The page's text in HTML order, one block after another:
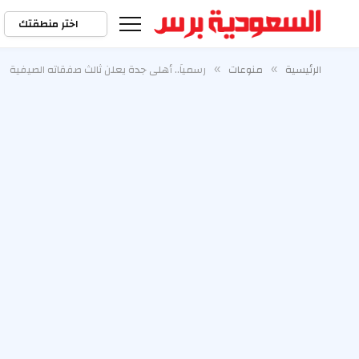
اختر منطقتك
الرئيسية » منوعات » رسمياً.. أهلي جدة يعلن ثالث صفقاته الصيفية